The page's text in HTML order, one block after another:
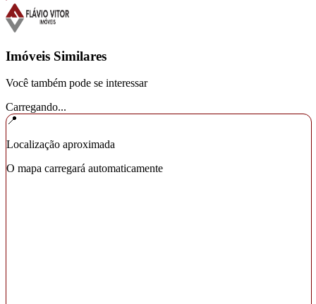
Imóveis Similares
Você também pode se interessar
Carregando...
📍
Localização aproximada
O mapa carregará automaticamente